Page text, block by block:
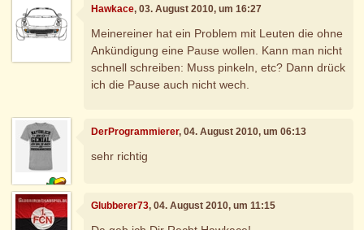
Hawkace, 03. August 2010, um 16:27
Meinereiner hat ein Problem mit Leuten die ohne
Ankündigung eine Pause wollen. Kann man nicht
schnell schreiben: Muss pinkeln, etc? Dann drück
ich die Pause auch nicht wech.
DerProgrammierer, 04. August 2010, um 06:13
sehr richtig
Glubberer73, 04. August 2010, um 11:15